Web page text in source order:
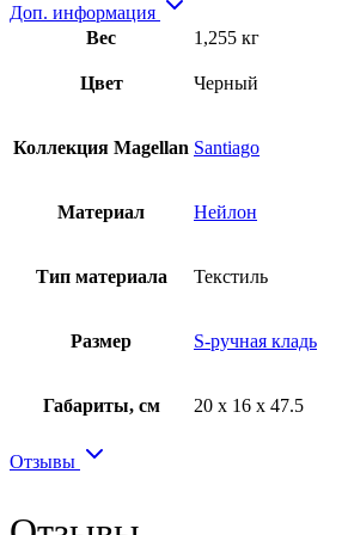
Доп. информация
Вес
1,255 кг
Цвет Черный
Коллекция Magellan Santiago
Материал Нейлон
Тип материала Текстиль
Размер S-ручная кладь
Габариты, см 20 x 16 x 47.5
Отзывы